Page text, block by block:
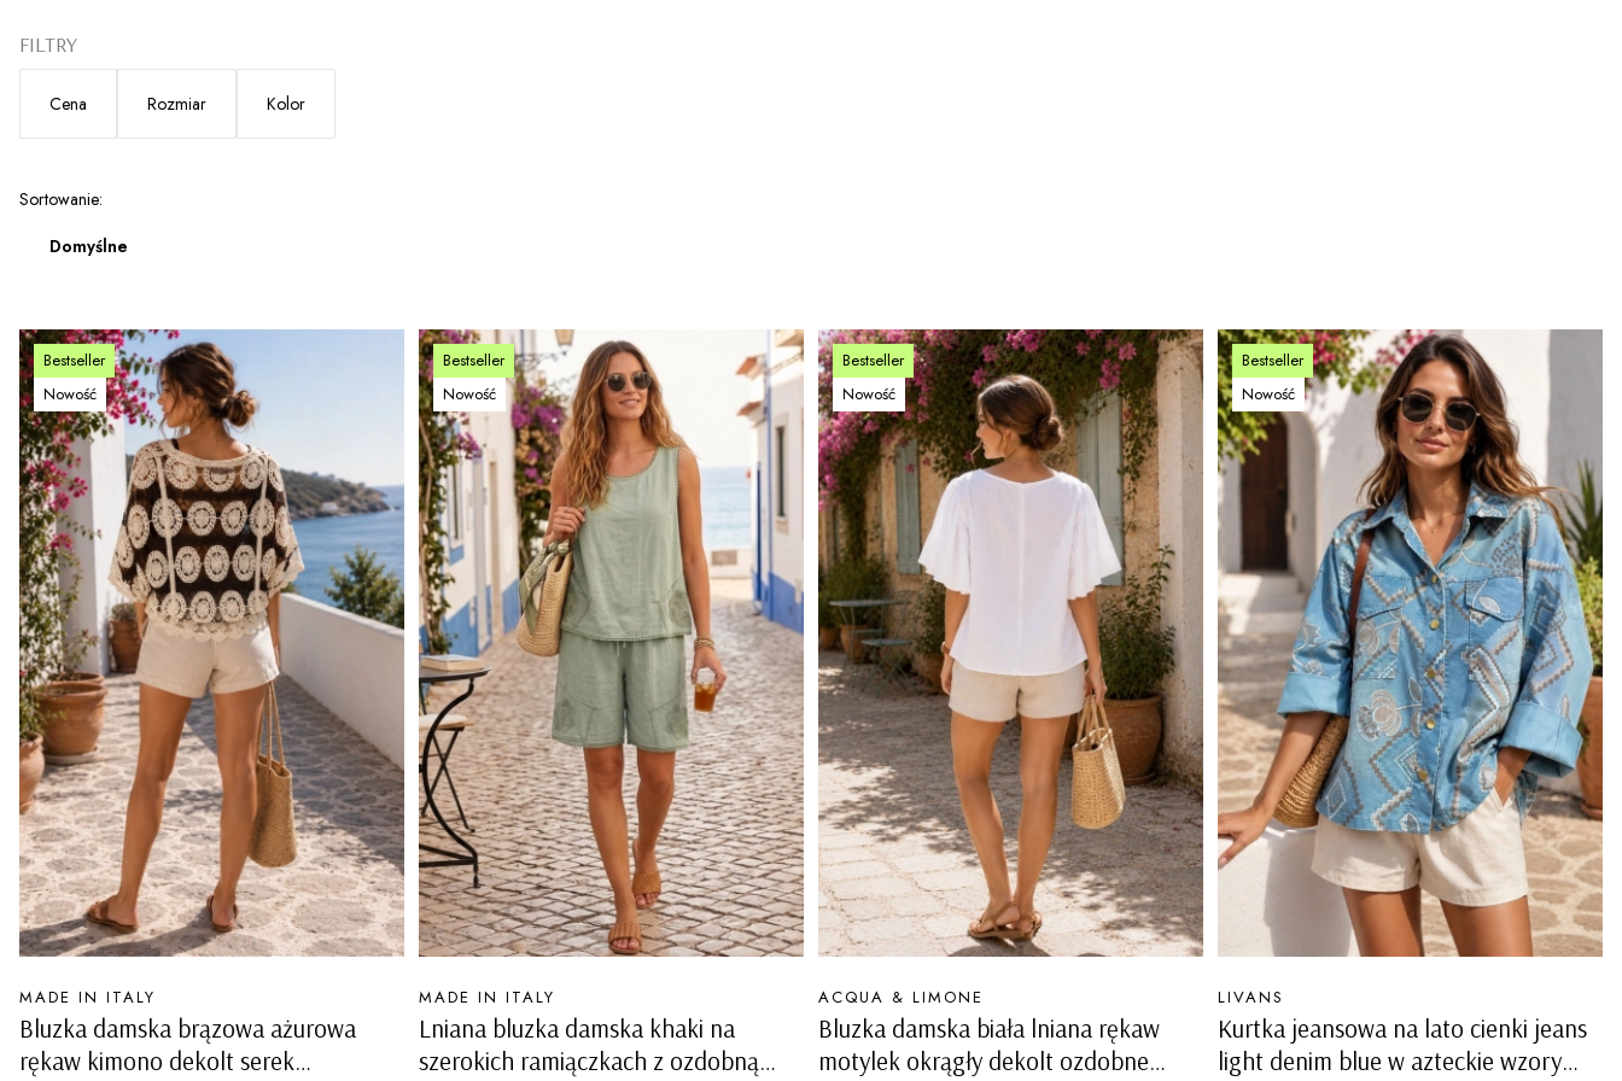
FILTRY
Cena Rozmiar Kolor
Lista produktów
Sortowanie:
Domyślne
Bestseller
Nowość
Bluzka damska brązowa ażurowa
rękaw kimono dekolt serek
PRODUCENT
MADE IN ITALY
Bestseller
Nowość
Lniana bluzka damska khaki na
szerokich ramiączkach z ozdobną
PRODUCENT
MADE IN ITALY
Bestseller
Nowość
Bluzka damska biała lniana rękaw
motylek okrągły dekolt ozdobne
PRODUCENT
ACQUA & LIMONE
Bestseller
Nowość
Kurtka jeansowa na lato cienki jeans
light denim blue w azteckie wzory
PRODUCENT
LIVANS